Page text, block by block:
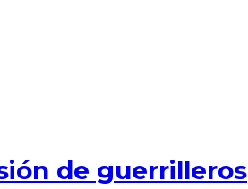
de guerrilleros